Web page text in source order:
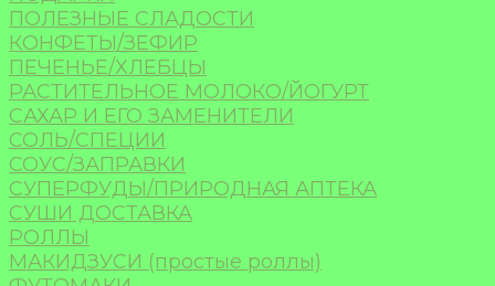
ПОЛЕЗНЫЕ СЛАДОСТИ
КОНФЕТЫ/ЗЕФИР
ПЕЧЕНЬЕ/ХЛЕБЦЫ
РАСТИТЕЛЬНОЕ МОЛОКО/ЙОГУРТ
САХАР И ЕГО ЗАМЕНИТЕЛИ
СОЛЬ/СПЕЦИИ
СОУС/ЗАПРАВКИ
СУПЕРФУДЫ/ПРИРОДНАЯ АПТЕКА
СУШИ ДОСТАВКА
РОЛЛЫ
МАКИДЗУСИ (простые роллы)